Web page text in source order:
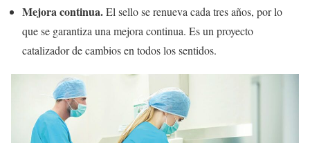
Mejora continua.El sello se renueva cada tres años, por lo
que se garantiza una mejora continua. Es un proyecto
catalizador de cambios en todos los sentidos.